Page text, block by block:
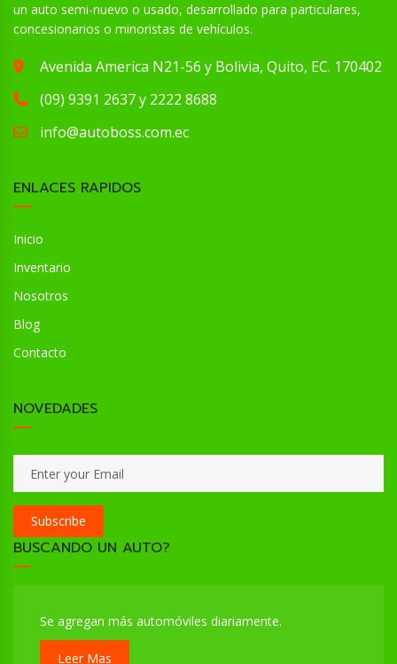
un auto semi-nuevo o usado, desarrollado para particulares,
concesionarios o minoristas de vehículos.
Avenida America N21-56 y Bolivia, Quito, EC. 170402
(09) 9391 2637 y 2222 8688
info@autoboss.com.ec
ENLACES RAPIDOS
Inicio
Inventario
Nosotros
Blog
Contacto
NOVEDADES
Subscribe
BUSCANDO UN AUTO?
Se agregan más automóviles diariamente.
Leer Mas